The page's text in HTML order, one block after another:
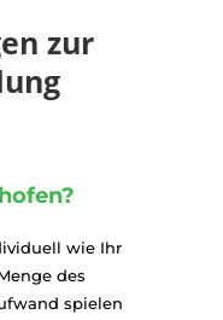
zur
wie Ihr
des
spielen